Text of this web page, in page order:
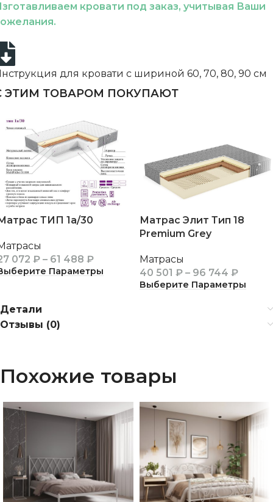
кровати под заказ, учитывая Ваши
для кровати с шириной 60, 70, 80, 90 см
ЭТИМ ТОВАРОМ ПОКУПАЮТ
ТИП 1а/30
072 ₽ – 61 488 ₽
Параметры
Матрас Элит Тип 18
Premium Grey
Матрасы
40 501 ₽ – 96 744 ₽
Выберите Параметры
Детали
Отзывы (0)
Похожие товары